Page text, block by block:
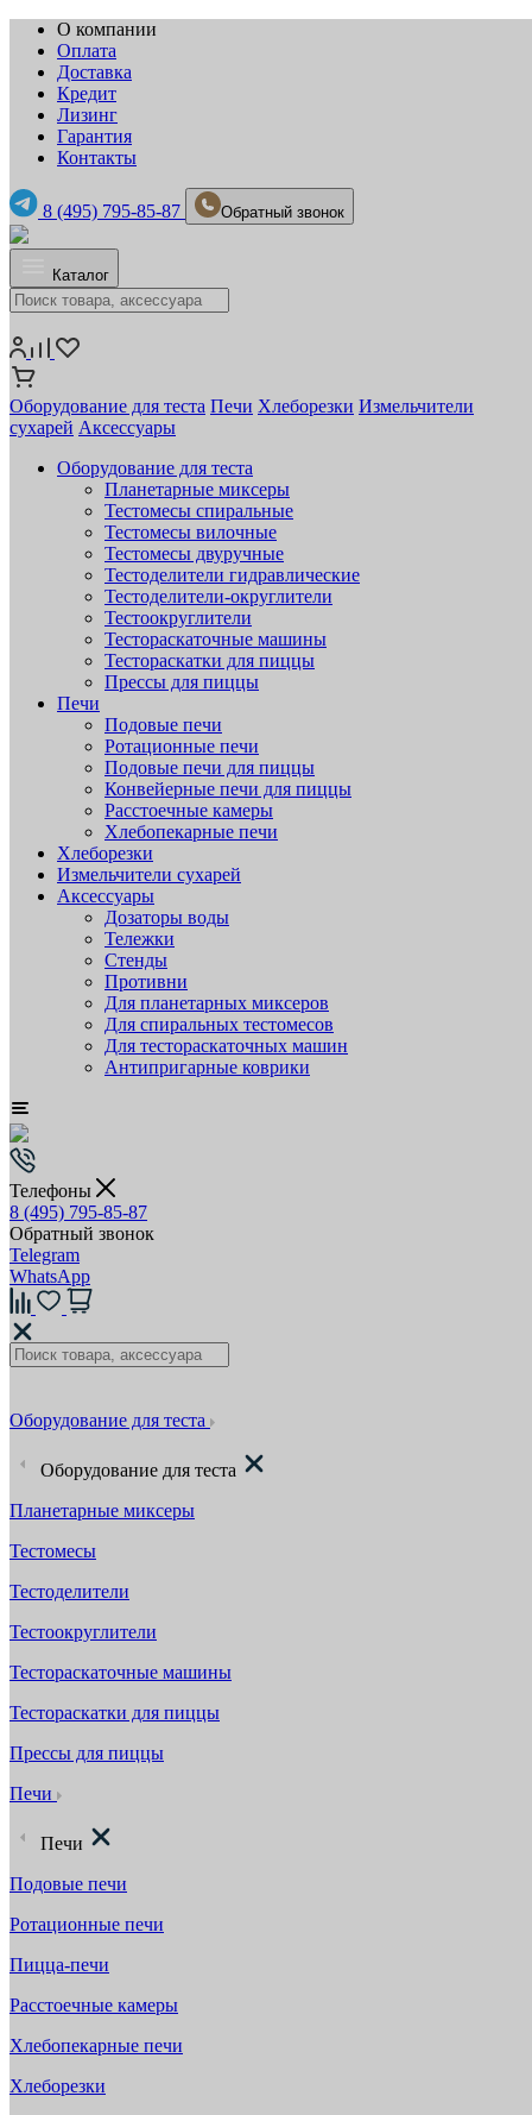
О компании
Оплата
Доставка
Кредит
Лизинг
Гарантия
Контакты
8 (495) 795-85-87 Обратный звонок
Каталог
Оборудование для теста Печи Хлеборезки Измельчители
сухарей Аксессуары
Оборудование для теста
Планетарные миксеры
Тестомесы спиральные
Тестомесы вилочные
Тестомесы двуручные
Тестоделители гидравлические
Тестоделители-округлители
Тестоокруглители
Тестораскаточные машины
Тестораскатки для пиццы
Прессы для пиццы
Печи
Подовые печи
Ротационные печи
Подовые печи для пиццы
Конвейерные печи для пиццы
Расстоечные камеры
Хлебопекарные печи
Хлеборезки
Измельчители сухарей
Аксессуары
Дозаторы воды
Тележки
Стенды
Противни
Для планетарных миксеров
Для спиральных тестомесов
Для тестораскаточных машин
Антипригарные коврики
Телефоны
8 (495) 795-85-87
Обратный звонок
Telegram
WhatsApp
Оборудование для теста
Оборудование для теста
Планетарные миксеры
Тестомесы
Тестоделители
Тестоокруглители
Тестораскаточные машины
Тестораскатки для пиццы
Прессы для пиццы
Печи
Печи
Подовые печи
Ротационные печи
Пицца-печи
Расстоечные камеры
Хлебопекарные печи
Хлеборезки